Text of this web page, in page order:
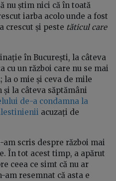
nu știm nici că în toată
iarba acolo unde a fost
crescut și peste tăticul care
în București, la câteva
un război care nu se mai
o mie și ceva de mile
la câteva săptămâni
de-a condamna la
acuzați de
scris despre război mai
În tot acest timp, a apărut
ceea ce simt că nu ar
am resemnat că asta e